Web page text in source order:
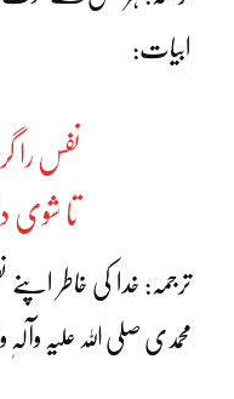
ابیات:
نفس را
تا شوی
ترجمہ: خدا کی خاطر
محمدی صلی اللہ علیہ